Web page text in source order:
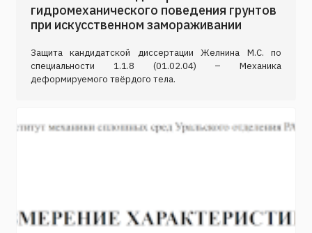
гидромеханического поведения грунтов
при искусственном замораживании
Защита кандидатской диссертации Желнина М.С. по
специальности 1.1.8 (01.02.04) – Механика
деформируемого твёрдого тела.